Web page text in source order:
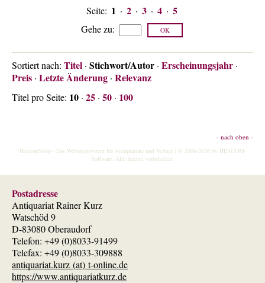
Seite: 1 · 2 · 3 · 4 · 5
Gehe zu:
Sortiert nach: Titel · Stichwort/Autor · Erscheinungsjahr ·
Preis · Letzte Änderung · Relevanz
Titel pro Seite: 10 · 25 · 50 · 100
- nach oben -
HescomShop- Das Webshopsystem für Antiquariate und Verlage | © 2006-2026 by HESCOM-
Software. Alle Rechte vorbehalten.
Postadresse
Antiquariat Rainer Kurz
Watschöd 9
D-83080 Oberaudorf
Telefon: +49 (0)8033-91499
Telefax: +49 (0)8033-309888
antiquariat.kurz (at) t-online.de
https://www.antiquariatkurz.de